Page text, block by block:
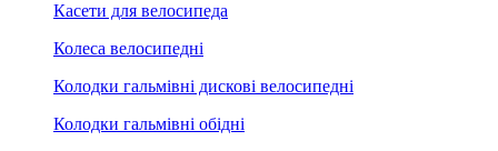
Касети для велосипеда
Колеса велосипедні
Колодки гальмівні дискові велосипедні
Колодки гальмівні обідні